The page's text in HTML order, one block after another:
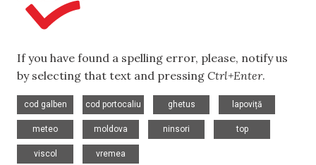
If you have found a spelling error, please, notify us
by selecting that text and pressing Ctrl+Enter.
cod galben
cod portocaliu
ghetus
lapoviță
meteo
moldova
ninsori
top
viscol
vremea